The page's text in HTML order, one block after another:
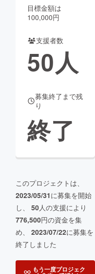
ya コミュニティ
目標金額は
100,000円
支援者数
50人
募集終了まで残
り
終了
このプロジェクトは、
2023/05/31に募集を開始
し、 50人の支援により
776,500円の資金を集
め、 2023/07/22に募集を
終了しました
もう一度プロジェク